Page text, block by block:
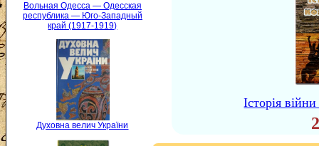
Вольная Одесса — Одесская
республика — Юго-Западный
край (1917-1919)
Духовна велич України
Історія